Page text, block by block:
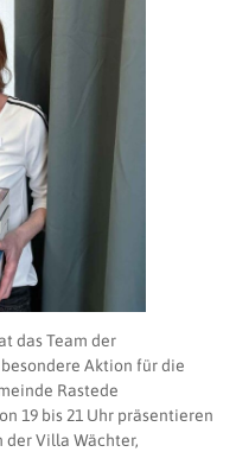
das Team der
Aktion für die
Rastede
19 bis 21 Uhr präsentieren
Villa Wächter,